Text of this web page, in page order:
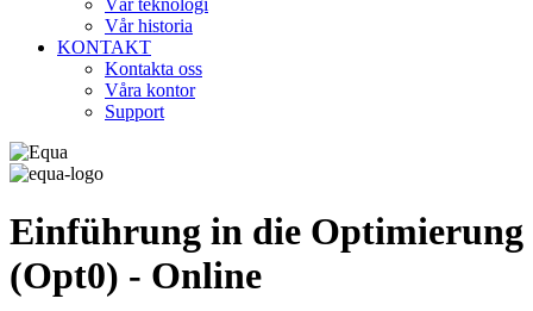
Vår teknologi
Vår historia
KONTAKT
Kontakta oss
Våra kontor
Support
Einführung in die Optimierung
(Opt0) - Online